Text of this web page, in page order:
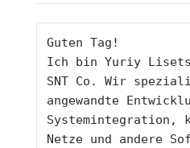
Guten Tag!
Ich bin Yuriy
SNT Co. Wir
angewandte
Systemintegration,
Netze und andere